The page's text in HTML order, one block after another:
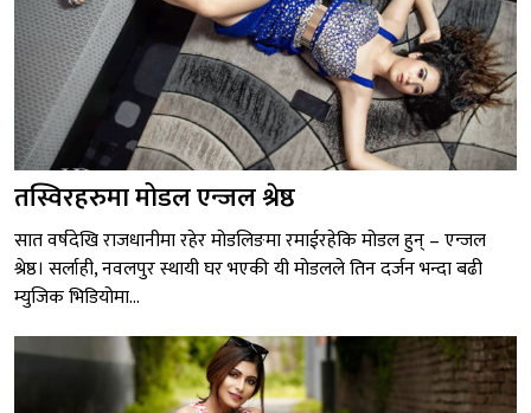
तस्विरहरुमा मोडल एन्जल श्रेष्ठ
सात वर्षदेखि राजधानीमा रहेर मोडलिङमा रमाईरहेकि मोडल हुन् – एन्जल
श्रेष्ठ। सर्लाही, नवलपुर स्थायी घर भएकी यी मोडलले तिन दर्जन भन्दा बढी
म्युजिक भिडियोमा...